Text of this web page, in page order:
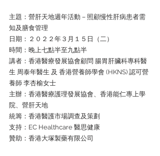
主題：營肝天地週年活動－照顧慢性肝病患者需
知及膳食管理
日期：２０２２年３月１５日（二）
時間：晚上七點半至九點半
講者：香港醫療發展協會顧問 腸胃肝臟科專科醫
生 周泰年醫生 及 香港營養師學會 (HKNS) 認可營
養師 李杏榆女士
主辦：香港醫療護理發展協會、香港能仁專上學
院、營肝天地
統籌：香港醫護市場調查及策劃
支持：EC Healthcare 醫思健康
贊助：香港大塚製藥有限公司